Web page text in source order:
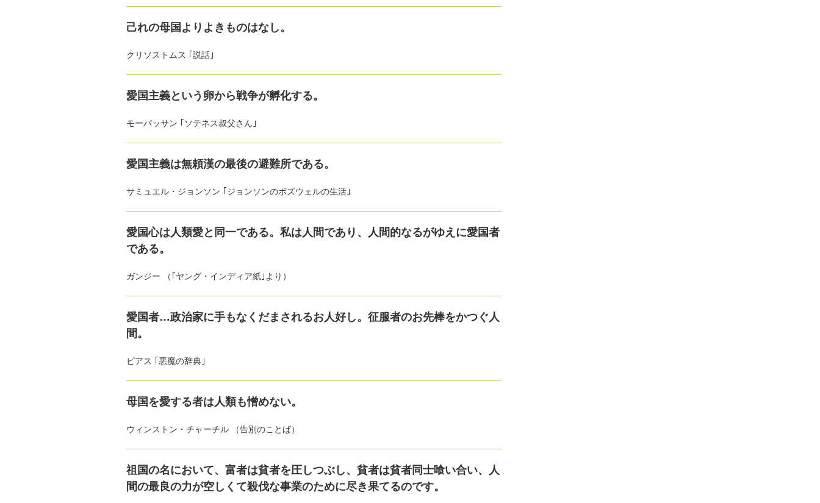
己れの母国よりよきものはなし。
クリソストムス ｢説話｣
愛国主義という卵から戦争が孵化する。
モーパッサン ｢ソテネス叔父さん｣
愛国主義は無頼漢の最後の避難所である。
サミュエル・ジョンソン ｢ジョンソンのボズウェルの生活｣
愛国心は人類愛と同一である。私は人間であり、人間的なるがゆえに愛国者
である。
ガンジー （｢ヤング・インディア紙｣より）
愛国者…政治家に手もなくだまされるお人好し。征服者のお先棒をかつぐ人
間。
ビアス ｢悪魔の辞典｣
母国を愛する者は人類も憎めない。
ウィンストン・チャーチル （告別のことば）
祖国の名において、富者は貧者を圧しつぶし、貧者は貧者同士喰い合い、人
間の最良の力が空しくて殺伐な事業のために尽き果てるのです。